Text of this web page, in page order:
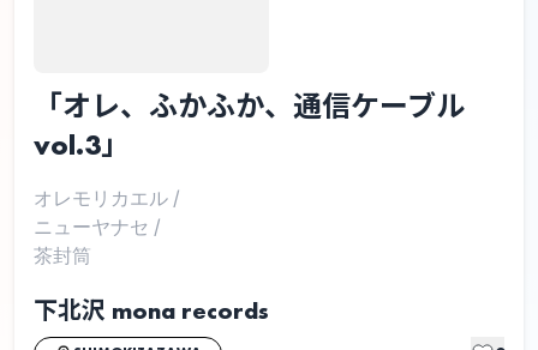
「オレ、ふかふか、通信ケーブル
vol.3」
オレモリカエル /
ニューヤナセ /
茶封筒
下北沢 mona records